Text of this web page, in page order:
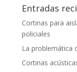
Entradas
Cortinas para
policiales
La problemática
Cortinas